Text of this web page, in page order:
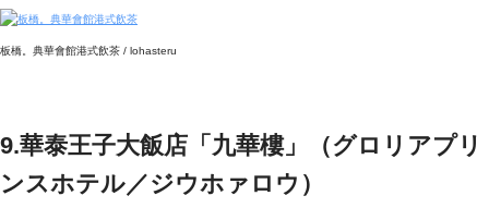
板橋。典華會館港式飲茶 / lohasteru
9.華泰王子大飯店「九華樓」（グロリアプリ
ンスホテル／ジウホァロウ）